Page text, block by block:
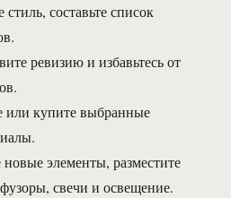
составьте список
ревизию и избавьтесь от
или купите выбранные
новые элементы, разместите
свечи и освещение.